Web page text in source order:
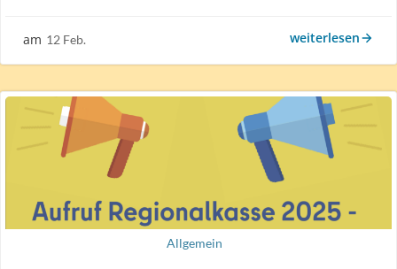
am 12 Feb. weiterlesen
Allgemein